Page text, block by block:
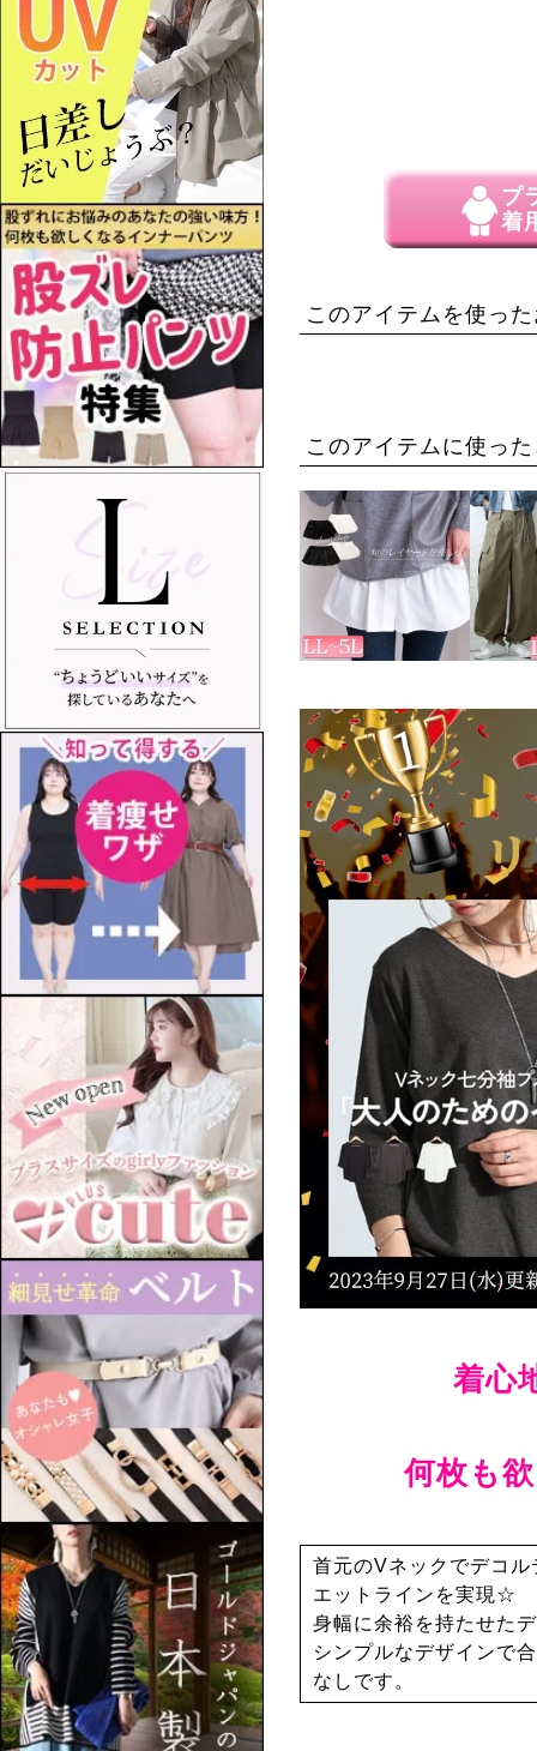
プ
着
このアイテムを使っ
このアイテムに使っ
着心
何枚も
首元のVネックでデコ
エットラインを実現☆
身幅に余裕を持たせた
シンプルなデザインで
なしです。